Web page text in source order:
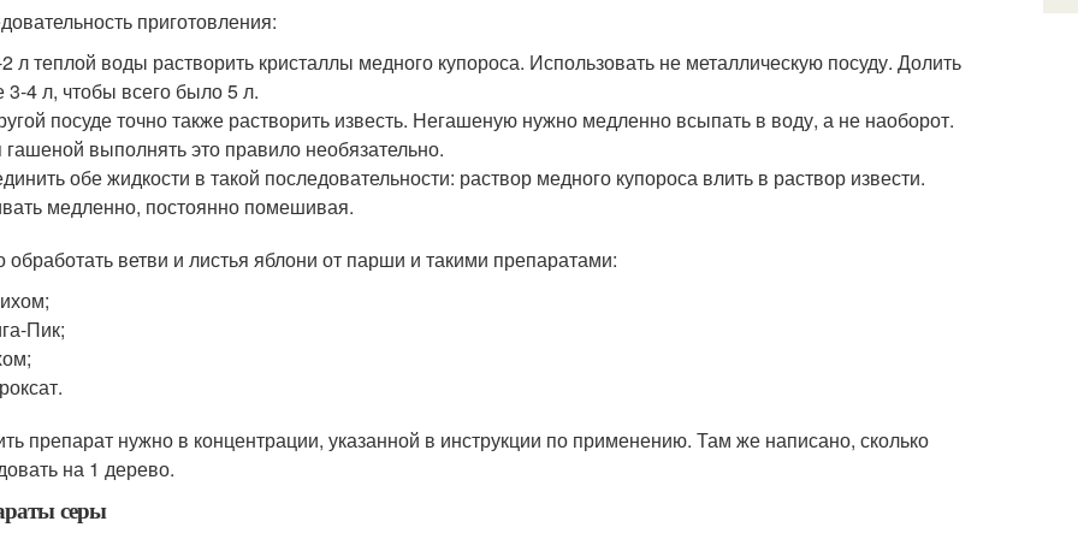
приготовления:
л теплой воды растворить кристаллы медного купороса. Использовать не металлическую посуду. Долить
4 л, чтобы всего было 5 л.
посуде точно также растворить известь. Негашеную нужно медленно всыпать в воду, а не наоборот.
выполнять это правило необязательно.
обе жидкости в такой последовательности: раствор медного купороса влить в раствор извести.
медленно, постоянно помешивая.
ветви и листья яблони от парши и такими препаратами:
Пик;
препарат нужно в концентрации, указанной в инструкции по применению. Там же написано, сколько
на 1 дерево.
серы